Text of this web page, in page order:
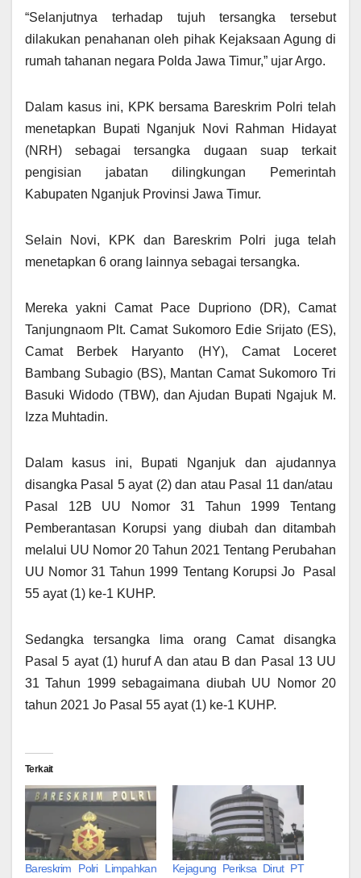
“Selanjutnya terhadap tujuh tersangka tersebut
dilakukan penahanan oleh pihak Kejaksaan Agung di
rumah tahanan negara Polda Jawa Timur,” ujar Argo.
Dalam kasus ini, KPK bersama Bareskrim Polri telah
menetapkan Bupati Nganjuk Novi Rahman Hidayat
(NRH) sebagai tersangka dugaan suap terkait
pengisian jabatan dilingkungan Pemerintah
Kabupaten Nganjuk Provinsi Jawa Timur.
Selain Novi, KPK dan Bareskrim Polri juga telah
menetapkan 6 orang lainnya sebagai tersangka.
Mereka yakni Camat Pace Dupriono (DR), Camat
Tanjungnaom Plt. Camat Sukomoro Edie Srijato (ES),
Camat Berbek Haryanto (HY), Camat Loceret
Bambang Subagio (BS), Mantan Camat Sukomoro Tri
Basuki Widodo (TBW), dan Ajudan Bupati Ngajuk M.
Izza Muhtadin.
Dalam kasus ini, Bupati Nganjuk dan ajudannya
disangka Pasal 5 ayat (2) dan atau Pasal 11 dan/atau
Pasal 12B UU Nomor 31 Tahun 1999 Tentang
Pemberantasan Korupsi yang diubah dan ditambah
melalui UU Nomor 20 Tahun 2021 Tentang Perubahan
UU Nomor 31 Tahun 1999 Tentang Korupsi Jo Pasal
55 ayat (1) ke-1 KUHP.
Sedangka tersangka lima orang Camat disangka
Pasal 5 ayat (1) huruf A dan atau B dan Pasal 13 UU
31 Tahun 1999 sebagaimana diubah UU Nomor 20
tahun 2021 Jo Pasal 55 ayat (1) ke-1 KUHP.
Terkait
Bareskrim Polri Limpahkan Kejagung Periksa Dirut PT